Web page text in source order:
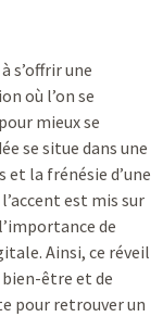
s’offrir une
où l’on se
mieux se
se situe dans une
et la frénésie d’une
est mis sur
de
Ainsi, ce réveil
être et de
pour retrouver un